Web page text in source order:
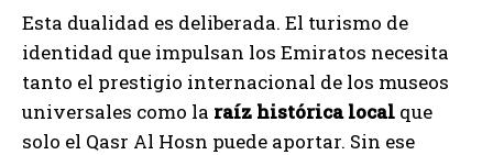
Esta dualidad es deliberada. El turismo de
identidad que impulsan los Emiratos necesita
tanto el prestigio internacional de los museos
universales como la raíz histórica local que
solo el Qasr Al Hosn puede aportar. Sin ese